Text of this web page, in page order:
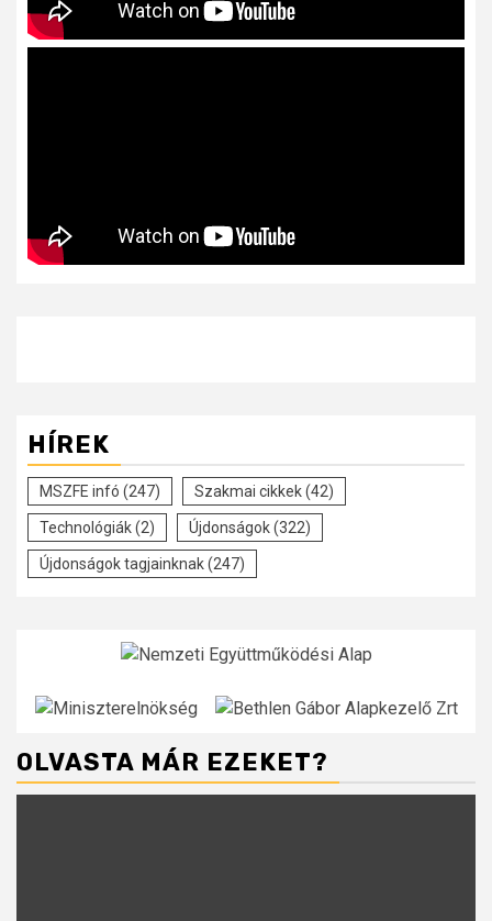
HÍREK
MSZFE infó (247) Szakmai cikkek(42)
Technológiák(2) Újdonságok(322)
Újdonságok tagjainknak(247)
OLVASTA MÁR EZEKET?